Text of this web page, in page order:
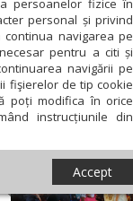
persoanelor fizice în
personal și privind
navigarea pe
pentru a citi și
navigării pe
fişierelor de tip cookie
poți modifica în orice
instrucțiunile din
Accept